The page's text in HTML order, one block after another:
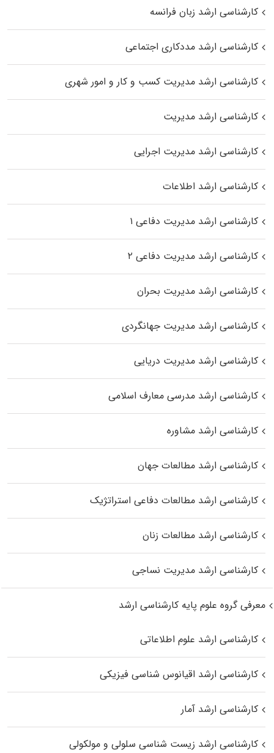
کارشناسی ارشد زبان فرانسه
کارشناسی ارشد مددکاری اجتماعی
کارشناسی ارشد مدیریت کسب و کار و امور شهری
کارشناسی ارشد مدیریت
کارشناسی ارشد مدیریت اجرایی
کارشناسی ارشد اطلاعات
کارشناسی ارشد مدیریت دفاعی ۱
کارشناسی ارشد مدیریت دفاعی ۲
کارشناسی ارشد مدیریت بحران
کارشناسی ارشد مدیریت جهانگردی
کارشناسی ارشد مدیریت دریایی
کارشناسی ارشد مدرسی معارف اسلامی
کارشناسی ارشد مشاوره
کارشناسی ارشد مطالعات جهان
کارشناسی ارشد مطالعات دفاعی استراتژیک
کارشناسی ارشد مطالعات زنان
کارشناسی ارشد مدیریت نساجی
معرفی گروه علوم پایه کارشناسی ارشد
کارشناسی ارشد علوم اطلاعاتی
کارشناسی ارشد اقیانوس‌ شناسی فیزیکی
کارشناسی ارشد آمار
کارشناسی ارشد زیست شناسی سلولی و مولکولی